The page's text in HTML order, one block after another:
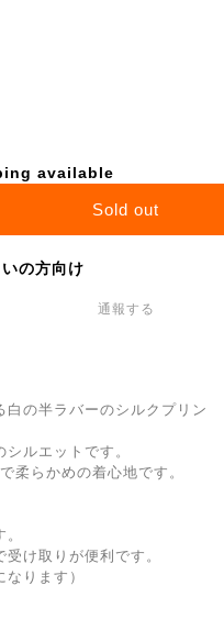
available
Sold out
の方向け
通報する
の半ラバーのシルクプリン
ルエットです。
柔らかめの着心地です。
け取りが便利です。
ります）